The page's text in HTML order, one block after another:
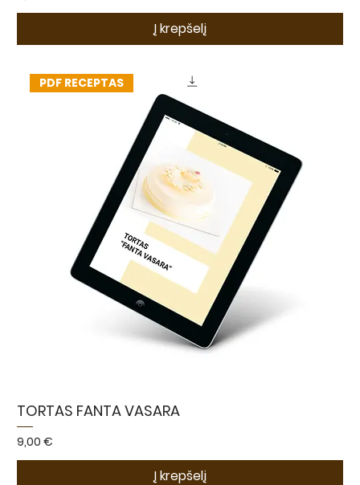
Į krepšelį
PDF RECEPTAS
TORTAS FANTA VASARA
Kaina
9,00 €
Į krepšelį